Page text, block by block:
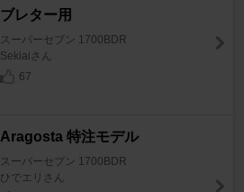
ブレター用
スーパーセブン 1700BDR
Sekiaiさん
67
Aragosta 特注モデル
スーパーセブン 1700BDR
ひでエリさん